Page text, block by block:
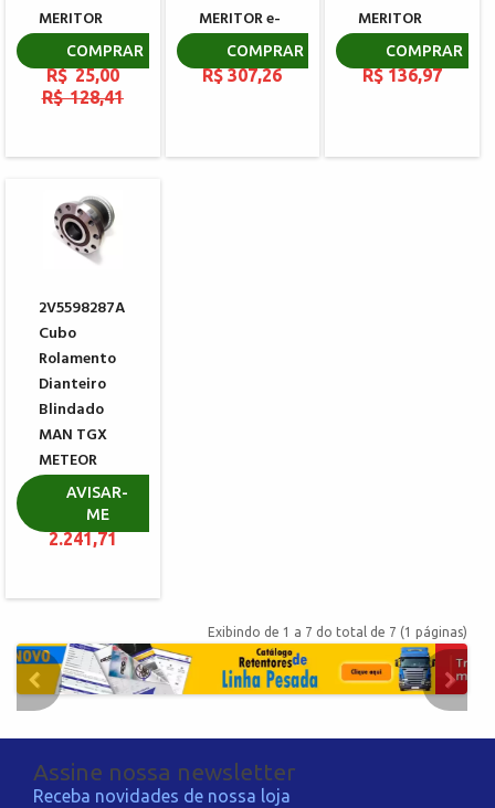
MERITOR
806584
R$ 25,00
R$ 128,41
COMPRAR
MERITOR e-
Barrier 704
R$ 307,26
COMPRAR
MERITOR
A1205L1338
R$ 136,97
COMPRAR
2V5598287A
Cubo
Rolamento
Dianteiro
Blindado
MAN TGX
METEOR
VOK-09
R$
2.241,71
AVISAR-
ME
Exibindo de 1 a 7 do total de 7 (1 páginas)
Assine nossa newsletter
Receba novidades de nossa loja